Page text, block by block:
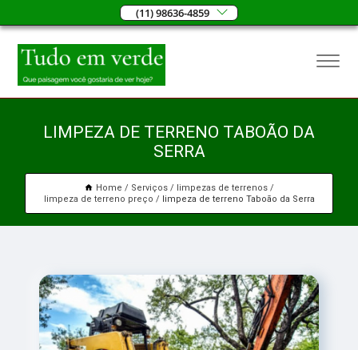
(11) 98636-4859
LIMPEZA DE TERRENO TABOÃO DA
SERRA
Home Serviços
limpezas de terrenos
limpeza de terreno preço
limpeza de terreno Taboão da Serra